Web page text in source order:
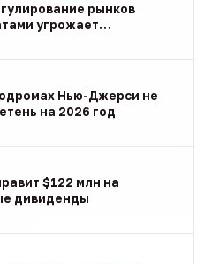
рынков
угрожает
Нью-Джерси не
на 2026 год
$122 млн на
дивиденды